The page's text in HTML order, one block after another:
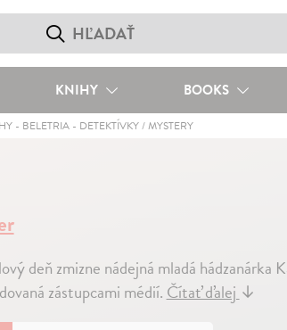
KNIHY BOOKS
- BELETRIA- DETEKTÍVKY / MYSTERY
deň zmizne nádejná mladá hádzanárka
zástupcami médií.Čítať ďalej↓